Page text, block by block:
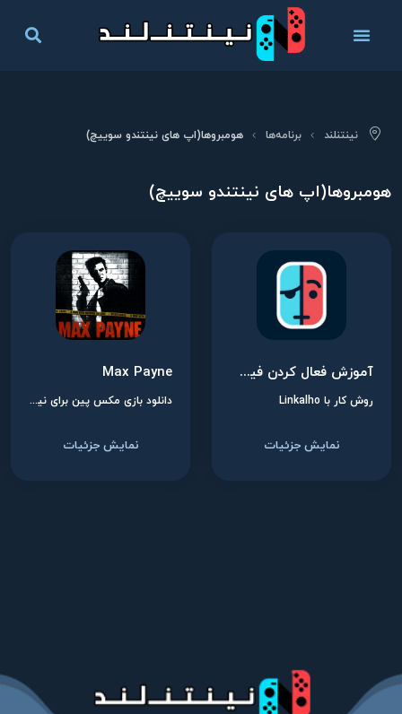
نینتنلند برنامه‌ها هومبرو‌ها(اپ های نینتندو سوییچ)
هومبرو‌ها(اپ های نینتندو سوییچ)
آموزش فعال کردن فیک اکانت روی نینتندو سوییچ با هومبرو Linkalho
روش کار با Linkalho
نمایش جزئیات
Max Payne
دانلود بازی مکس پین برای نینتندو سوییچ
نمایش جزئیات